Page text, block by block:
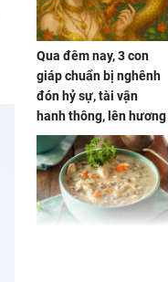
Qua đêm nay, 3 con
giáp chuẩn bị nghênh
đón hỷ sự, tài vận
hanh thông, lên hương
hóa Rồng hóa Phượng,
gom hết may mắn về
nhà